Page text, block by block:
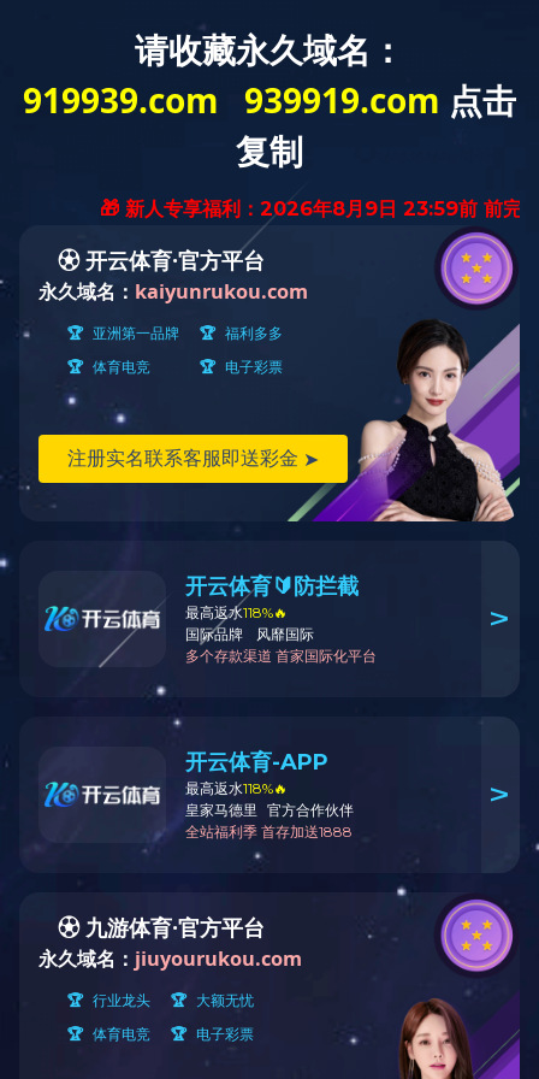
网站主页 关于吉瑞 产品展示
制粒系列
干燥系列
混合系列
爱游戏ayx体育_爱游戏aiyouxi（中
清洗系列
换热器
DFL多功能
DFL多功能制粒包衣机系列产
备中通过更换主机上的工艺主